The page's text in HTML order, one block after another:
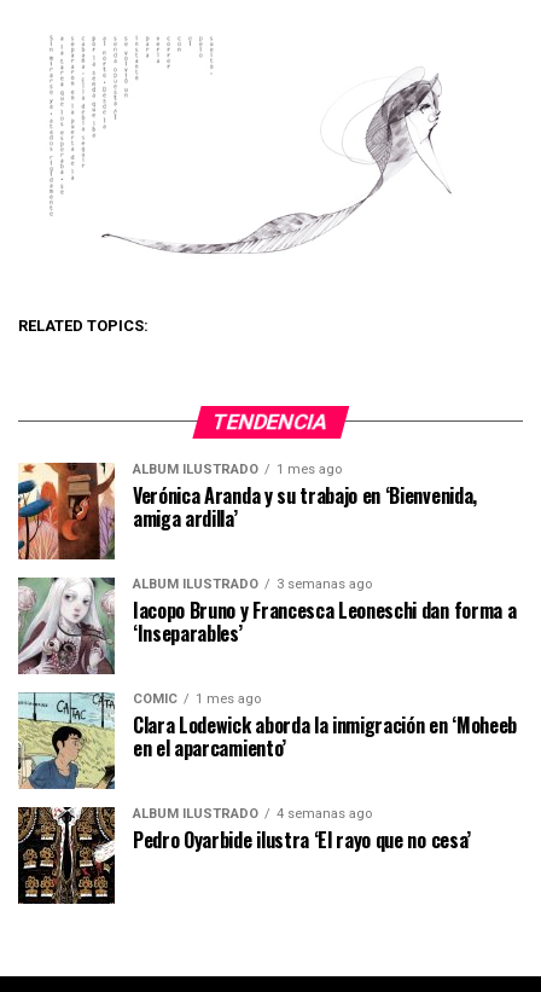
RELATED TOPICS:
TENDENCIA
ÁLBUM ILUSTRADO 1 mes ago
Verónica Aranda y su trabajo en ‘Bienvenida,
amiga ardilla’
ÁLBUM ILUSTRADO 3 semanas ago
Iacopo Bruno y Francesca Leoneschi dan forma a
‘Inseparables’
CÓMIC 1 mes ago
Clara Lodewick aborda la inmigración en ‘Moheeb
en el aparcamiento’
ÁLBUM ILUSTRADO 4 semanas ago
Pedro Oyarbide ilustra ‘El rayo que no cesa’